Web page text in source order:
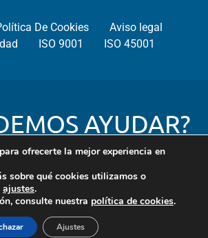
De Cookies
Aviso legal
ISO 9001 ISO 45001
AYUDAR?
Contacta
con
nosotros
ofrecerte la mejor experiencia en
sobre qué cookies utilizamos o
ajustes.
consulte nuestra política de cookies.
Ajustes